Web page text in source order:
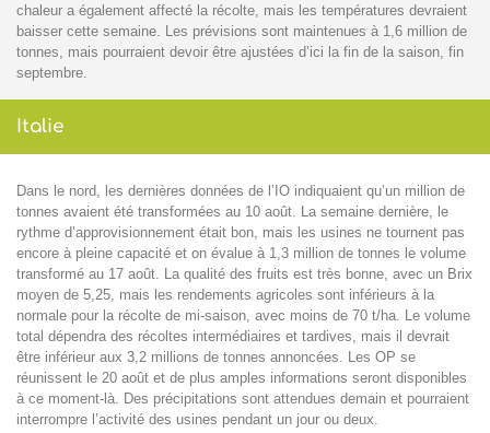
chaleur a également affecté la récolte, mais les températures devraient
baisser cette semaine. Les prévisions sont maintenues à 1,6 million de
tonnes, mais pourraient devoir être ajustées d’ici la fin de la saison, fin
septembre.
Italie
Dans le nord, les dernières données de l’IO indiquaient qu’un million de
tonnes avaient été transformées au 10 août. La semaine dernière, le
rythme d’approvisionnement était bon, mais les usines ne tournent pas
encore à pleine capacité et on évalue à 1,3 million de tonnes le volume
transformé au 17 août. La qualité des fruits est très bonne, avec un Brix
moyen de 5,25, mais les rendements agricoles sont inférieurs à la
normale pour la récolte de mi-saison, avec moins de 70 t/ha. Le volume
total dépendra des récoltes intermédiaires et tardives, mais il devrait
être inférieur aux 3,2 millions de tonnes annoncées. Les OP se
réunissent le 20 août et de plus amples informations seront disponibles
à ce moment-là. Des précipitations sont attendues demain et pourraient
interrompre l’activité des usines pendant un jour ou deux.